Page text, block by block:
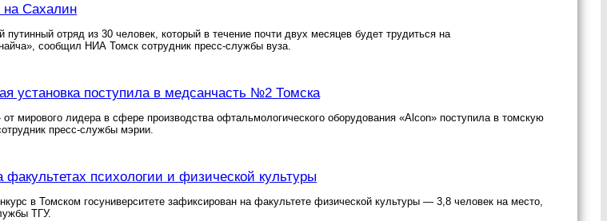
на Сахалин
отряд из 30 человек, который в течение почти двух месяцев будет трудиться на
сообщил НИА Томск сотрудник пресс-службы вуза.
установка поступила в медсанчасть №2 Томска
от мирового лидера в сфере производства офтальмологического оборудования «Alcon» поступила в томскую
пресс-службы мэрии.
психологии и физической культуры
в Томском госуниверситете зафиксирован на факультете физической культуры — 3,8 человек на место,
ТГУ.